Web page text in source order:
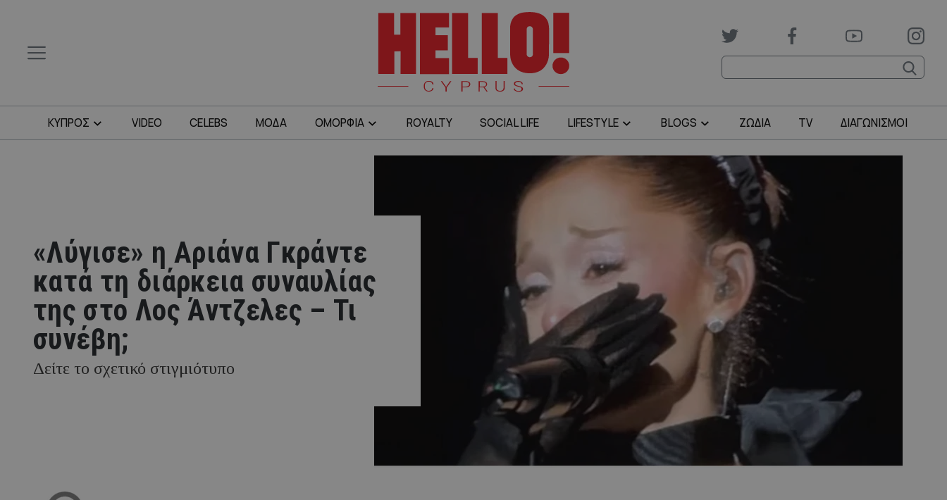
ΚΥΠΡΟΣ VIDEO CELEBS ΜΟΔΑ ΟΜΟΡΦΙΑ ROYALTY SOCIAL LIFE LIFESTYLE BLOGS ΖΩΔΙΑ TV ΔΙΑΓΩΝΙΣΜΟΙ
«Λύγισε» η Αριάνα Γκράντε
κατά τη διάρκεια συναυλίας
της στο Λος Άντζελες – Τι
συνέβη;
Δείτε το σχετικό στιγμιότυπο